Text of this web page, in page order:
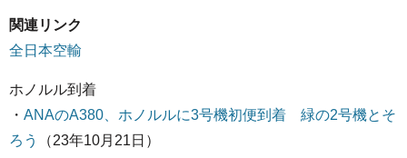
関連リンク
全日本空輸
ホノルル到着
・ ANAのA380、ホノルルに3号機初便到着 緑の2号機とそ
ろう
（23年10月21日）